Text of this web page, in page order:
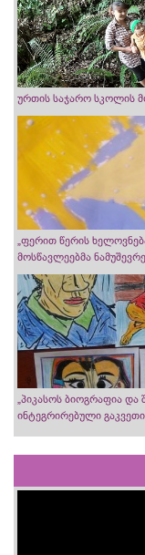
ურთის საჯარო სკოლის
„ფერით წერის
მოსწავლეებმა
„პიკასოს ბიოგრაფია და
ინტეგრირებული